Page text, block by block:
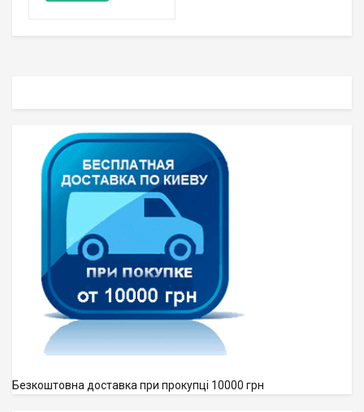
Безкоштовна доставка при прокупці 10000 грн